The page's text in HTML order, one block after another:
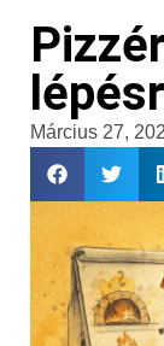
Március 27,